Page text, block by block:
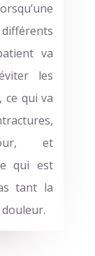
va
les
ce qui va
et
qui est
tant la